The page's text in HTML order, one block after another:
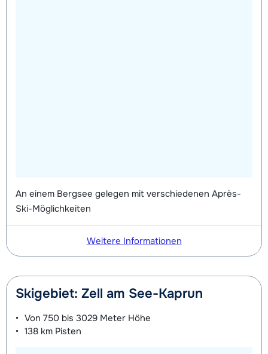
An einem Bergsee gelegen mit verschiedenen Après-
Ski-Möglichkeiten
Weitere Informationen
Skigebiet: Zell am See-Kaprun
Von 750 bis 3029 Meter Höhe
138 km Pisten